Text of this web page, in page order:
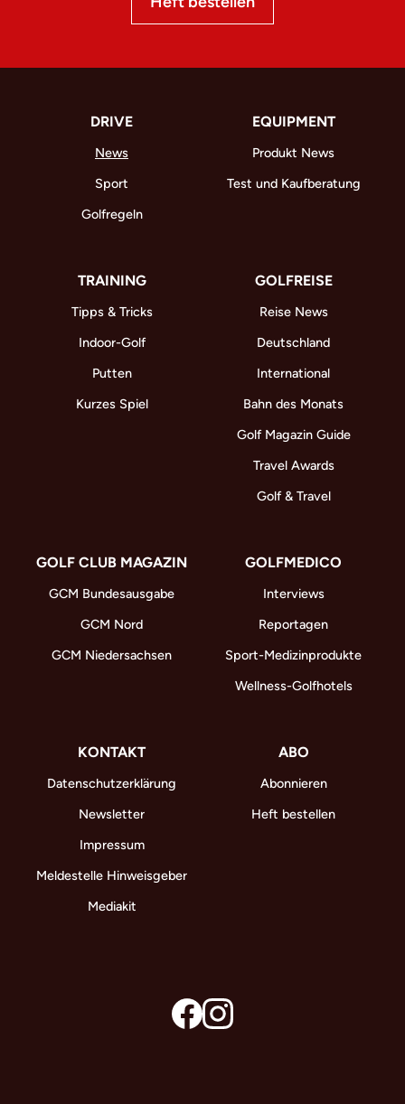
DRIVE
News
Sport
Golfregeln
EQUIPMENT
Produkt News
Test und Kaufberatung
TRAINING
Tipps & Tricks
Indoor-Golf
Putten
Kurzes Spiel
GOLFREISE
Reise News
Deutschland
International
Bahn des Monats
Golf Magazin Guide
Travel Awards
Golf & Travel
GOLF CLUB MAGAZIN
GCM Bundesausgabe
GCM Nord
GCM Niedersachsen
GOLFMEDICO
Interviews
Reportagen
Sport-Medizinprodukte
Wellness-Golfhotels
KONTAKT
Datenschutzerklärung
Newsletter
Impressum
Meldestelle Hinweisgeber
Mediakit
ABO
Abonnieren
Heft bestellen